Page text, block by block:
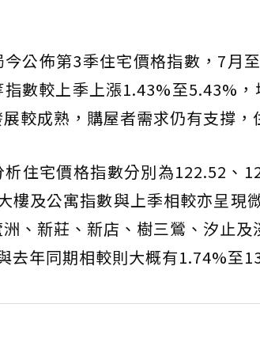
今公佈第3季住宅價格指數，7月
數較上季上漲1.43%至5.43%
較成熟，購屋者需求仍有支撐，
析住宅價格指數分別為122.52、
樓及公寓指數與上季相較亦呈現
、新莊、新店、樹三鶯、汐止
去年同期相較則大概有1.74%至